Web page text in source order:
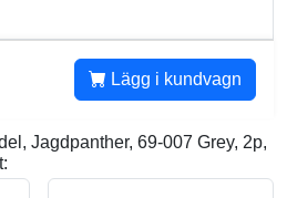
Lägg i kundvagn
Jagdpanther, 69-007 Grey, 2p,